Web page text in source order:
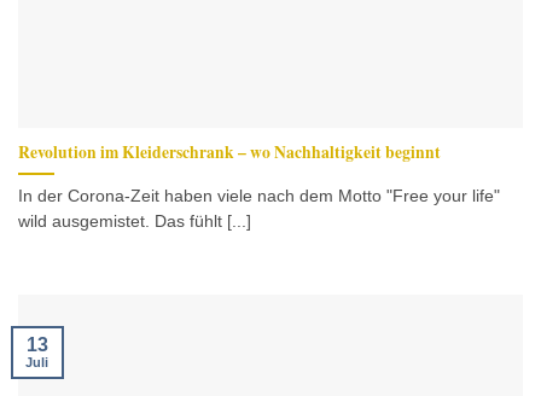
Revolution im Kleiderschrank – wo Nachhaltigkeit beginnt
In der Corona-Zeit haben viele nach dem Motto "Free your life"
wild ausgemistet. Das fühlt [...]
13
Juli